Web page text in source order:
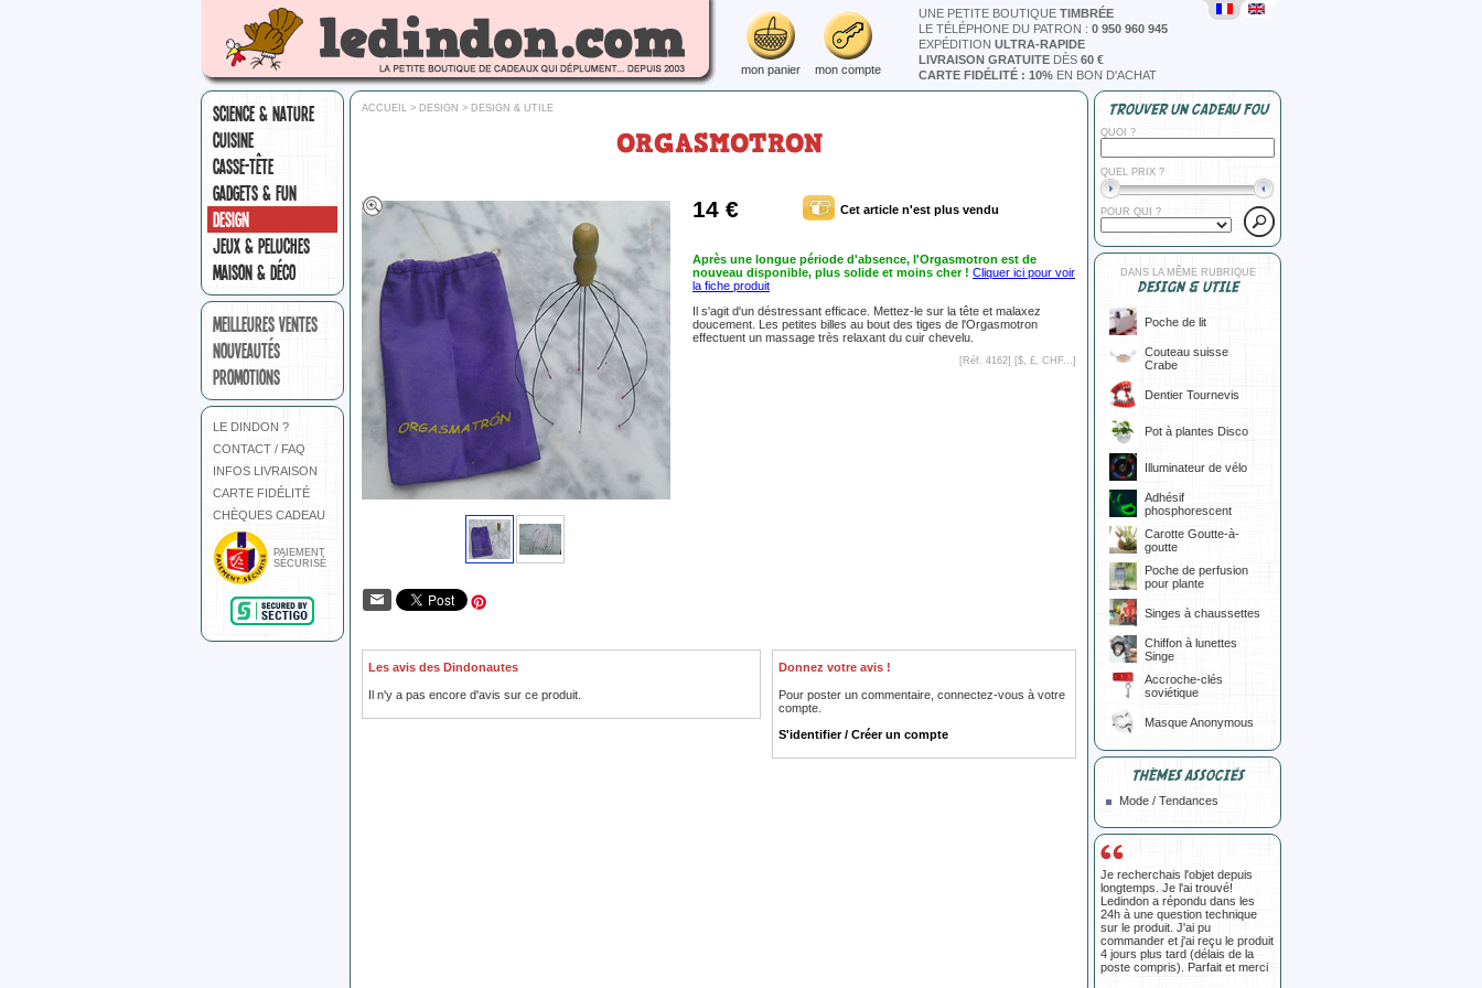
mon panier mon compte
UNE PETITE BOUTIQUE TIMBRÉE
LE TÉLÉPHONE DU PATRON : 0 950 960 945
EXPÉDITION ULTRA-RAPIDE
LIVRAISON GRATUITE DÈS 60 €
CARTE FIDÉLITÉ : 10% EN BON D'ACHAT
SCIENCE & NATURE
CUISINE
CASSE-TÊTE
GADGETS & FUN
DESIGN
JEUX & PELUCHES
MAISON & DÉCO
MEILLEURES VENTES
NOUVEAUTÉS
PROMOTIONS
LE DINDON ?
CONTACT / FAQ
INFOS LIVRAISON
CARTE FIDÉLITÉ
CHÈQUES CADEAU
PAIEMENT
SÉCURISÉ
ACCUEIL > DESIGN > DESIGN & UTILE
ORGASMOTRON
14 € Cet article n'est plus vendu
Après une longue période d'absence, l'Orgasmotron est de
nouveau disponible, plus solide et moins cher ! Cliquer ici pour voir
la fiche produit
Il s'agit d'un déstressant efficace. Mettez-le sur la tête et malaxez
doucement. Les petites billes au bout des tiges de l'Orgasmotron
effectuent un massage très relaxant du cuir chevelu.
[Réf. 4162] [$, £, CHF...]
Les avis des Dindonautes
Il n'y a pas encore d'avis sur ce produit.
Donnez votre avis !
Pour poster un commentaire, connectez-vous à votre
compte.
S'identifier / Créer un compte
TROUVER UN CADEAU FOU
QUOI ?
QUEL PRIX ?
POUR QUI ?
DANS LA MÊME RUBRIQUE
DESIGN & UTILE
Poche de lit
Couteau suisse
Crabe
Dentier Tournevis
Pot à plantes Disco
Illuminateur de vélo
Adhésif
phosphorescent
Carotte Goutte-à-
goutte
Poche de perfusion
pour plante
Singes à chaussettes
Chiffon à lunettes
Singe
Accroche-clés
soviétique
Masque Anonymous
THÈMES ASSOCIÉS
Mode / Tendances
Je recherchais l'objet depuis
longtemps. Je l'ai trouvé!
Ledindon a répondu dans les
24h à une question technique
sur le produit. J'ai pu
commander et j'ai reçu le produit
4 jours plus tard (délais de la
poste compris). Parfait et merci